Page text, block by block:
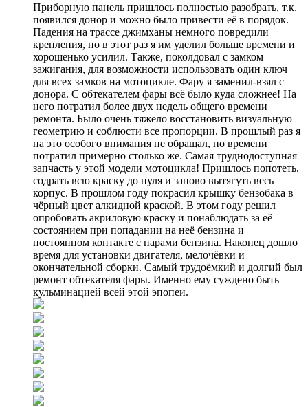
Приборную панель пришлось полностью разобрать, т.к.
появился донор и можно было привести её в порядок.
Падения на трассе джимханы немного повредили
крепления, но в этот раз я им уделил больше времени и
хорошенько усилил. Также, поколдовал с замком
зажигания, для возможности использовать один ключ
для всех замков на мотоцикле. Фару я заменил-взял с
донора. С обтекателем фары всё было куда сложнее! На
него потратил более двух недель общего времени
ремонта. Было очень тяжело восстановить визуальную
геометрию и соблюсти все пропорции. В прошлый раз я
на это особого внимания не обращал, но времени
потратил примерно столько же. Самая труднодоступная
запчасть у этой модели мотоцикла! Пришлось попотеть,
содрать всю краску до нуля и заново вытягуть весь
корпус. В прошлом году покрасил крышку бензобака в
чёрный цвет алкидной краской. В этом году решил
опробовать акриловую краску и понаблюдать за её
состоянием при попадании на неё бензина и
постоянном контакте с парами бензина. Наконец дошло
время для установки двигателя, мелочёвки и
окончательной сборки. Самый трудоёмкий и долгий был
ремонт обтекателя фары. Именно ему суждено быть
кульминацией всей этой эпопеи.